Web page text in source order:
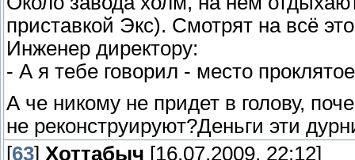
приставкой Экс). Смотрят на всё
Инженер директору:
- А я тебе говорил - место
А че никому не придет в голову,
не реконструируют?Деньги эти
[63] Хоттабыч [16.07.2009, 22:12]